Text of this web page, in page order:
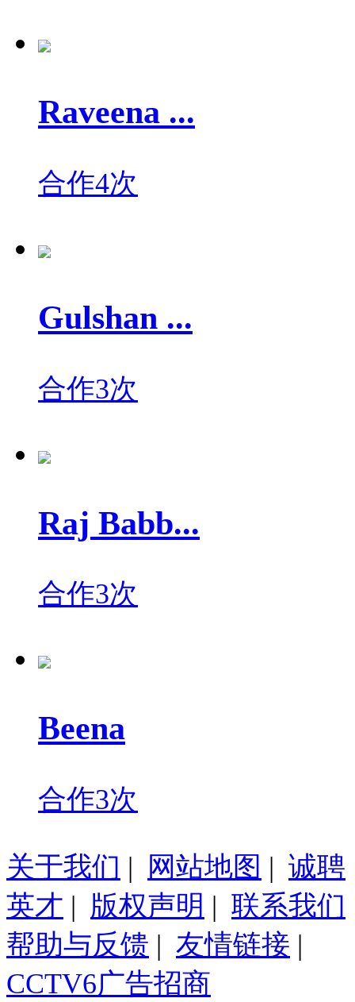
Raveena ...
合作4次
Gulshan ...
合作3次
Raj Babb...
合作3次
Beena
合作3次
关于我们 | 网站地图 | 诚聘
英才 | 版权声明 | 联系我们
帮助与反馈 | 友情链接 |
CCTV6广告招商